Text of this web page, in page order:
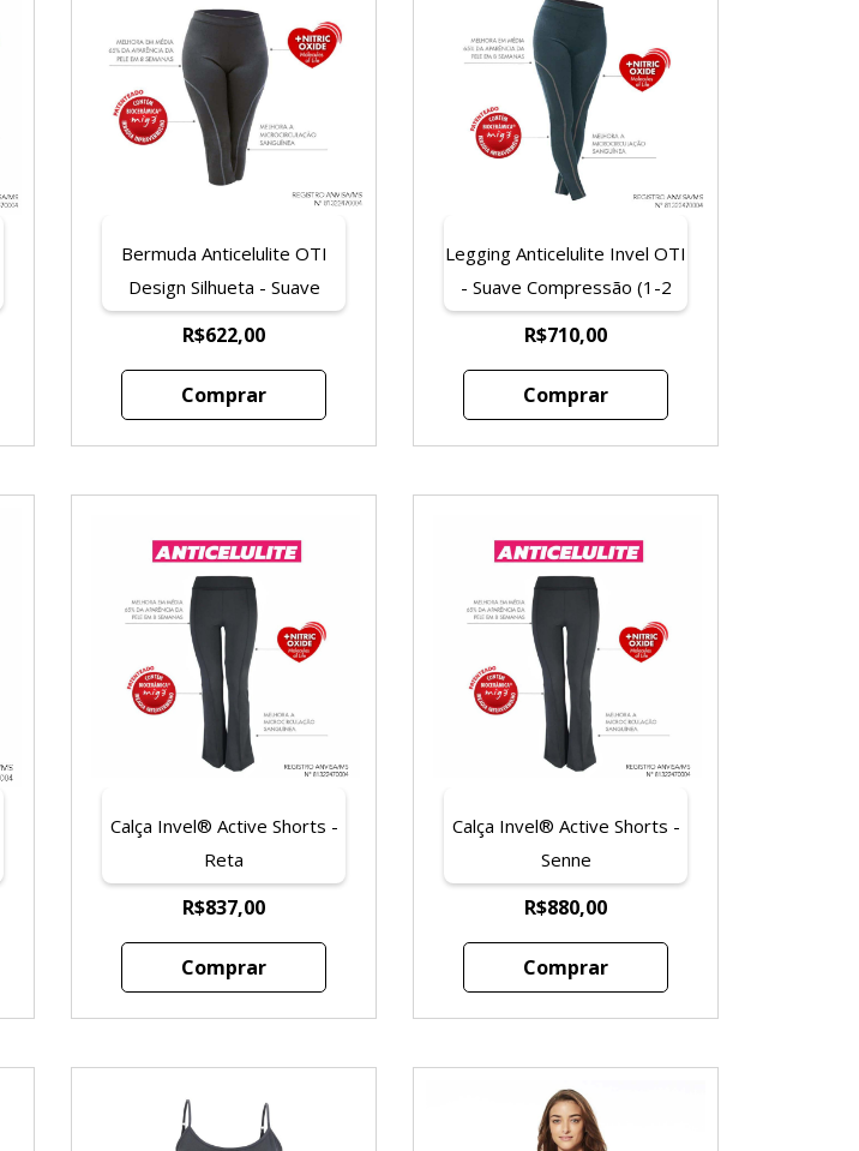
Bermuda Anticelulite OTI
Design Silhueta - Suave
Compressão (1-2 dedos
R$622,00
Comprar
Legging Anticelulite Invel OTI
- Suave Compressão (1-2
dedos acima da região do
R$710,00
Comprar
Calça Invel® Active Shorts -
Reta
R$837,00
Comprar
Calça Invel® Active Shorts -
Senne
R$880,00
Comprar